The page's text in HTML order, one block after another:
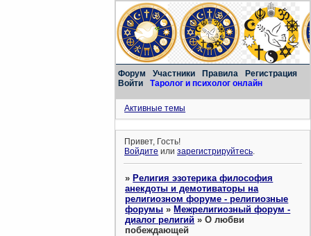
Форум Участники Правила
Регистрация
Войти
Таролог и психолог онлайн
Активные темы
Привет, Гость!
Войдите илизарегистрируйтесь.
»Религия эзотерика философия
анекдоты и демотиваторы на
религиозном форуме - религиозные
форумы »Межрелигиозный форум -
диалог религий »О любви
побеждающей